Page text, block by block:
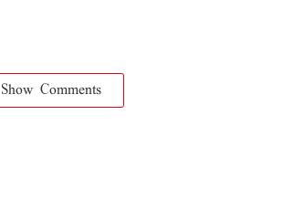
Show Comments